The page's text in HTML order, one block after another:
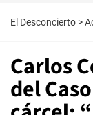
El Desconcierto >
Carlos
del